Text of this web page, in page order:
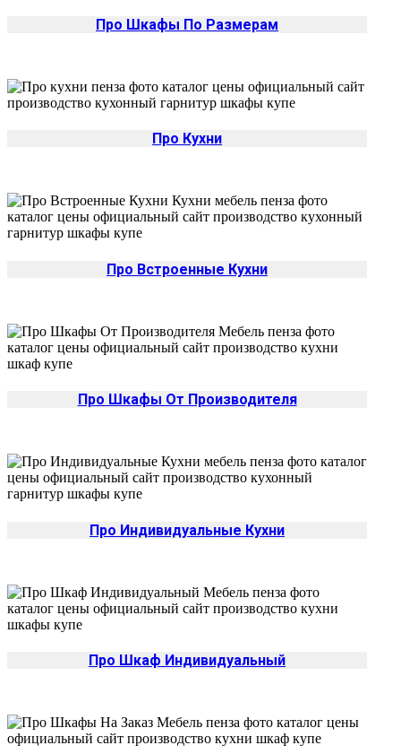
Про Шкафы По Размерам
Про Кухни
Про Встроенные Кухни
Про Шкафы От Производителя
Про Индивидуальные Кухни
Про Шкаф Индивидуальный